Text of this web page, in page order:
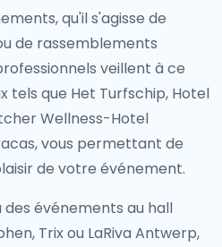
qu'il s'agisse de
de rassemblements
veillent à ce
tels que Het Turfschip, Hotel
Wellness-Hotel
vous permettant de
de votre événement.
des événements au hall
Trix ou LaRiva Antwerp,